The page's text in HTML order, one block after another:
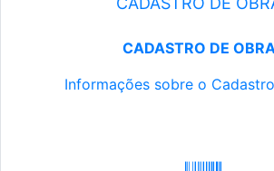
CADASTRO DE
Informações sobre o